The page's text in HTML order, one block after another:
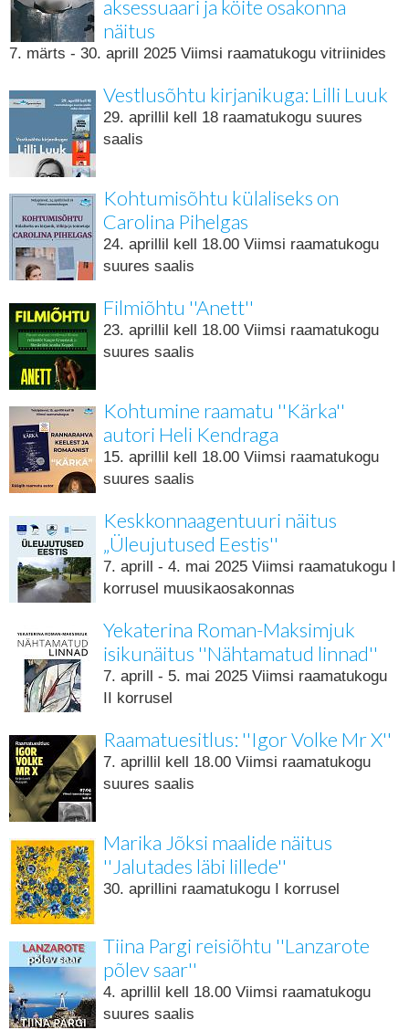
aksessuaari ja köite osakonna
näitus
7. märts - 30. aprill 2025 Viimsi raamatukogu vitriinides
Vestlusõhtu kirjanikuga: Lilli Luuk
29. aprillil kell 18 raamatukogu suures
saalis
Kohtumisõhtu külaliseks on
Carolina Pihelgas
24. aprillil kell 18.00 Viimsi raamatukogu
suures saalis
Filmiõhtu ''Anett''
23. aprillil kell 18.00 Viimsi raamatukogu
suures saalis
Kohtumine raamatu ''Kärka''
autori Heli Kendraga
15. aprillil kell 18.00 Viimsi raamatukogu
suures saalis
Keskkonnaagentuuri näitus
„Üleujutused Eestis''
7. aprill - 4. mai 2025 Viimsi raamatukogu I
korrusel muusikaosakonnas
Yekaterina Roman-Maksimjuk
isikunäitus ''Nähtamatud linnad''
7. aprill - 5. mai 2025 Viimsi raamatukogu
II korrusel
Raamatuesitlus: ''Igor Volke Mr X''
7. aprillil kell 18.00 Viimsi raamatukogu
suures saalis
Marika Jõksi maalide näitus
''Jalutades läbi lillede''
30. aprillini raamatukogu I korrusel
Tiina Pargi reisiõhtu ''Lanzarote
põlev saar''
4. aprillil kell 18.00 Viimsi raamatukogu
suures saalis